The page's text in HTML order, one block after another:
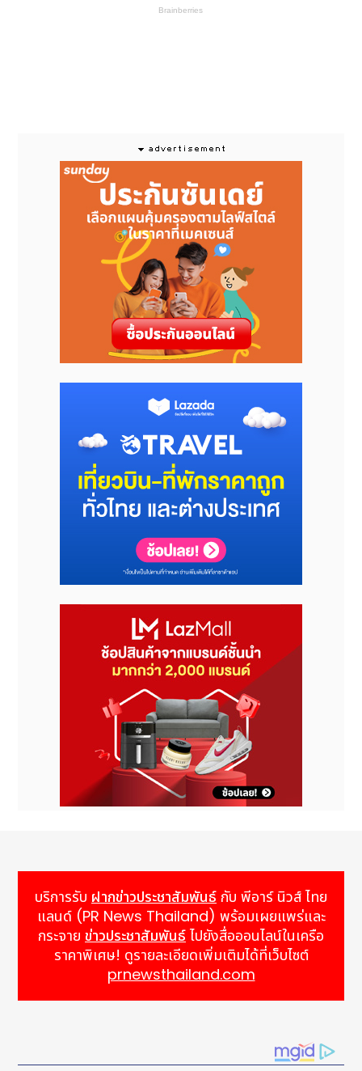
ของแพทย์และเภสัชกร
ที่มา : บริษัท เรกคิทท์ เบนคีเซอร์ (ประเทศไทย)
โพสต์ : พีอาร์ นิวส์ ไทยแลนด์
เผยแพร่ : พีอาร์ นิวส์ ไทยแลนด์
บริการรับ ฝากข่าวประชาสัมพันธ์ กับ พีอาร์ นิวส์ ไทย
แลนด์ (PR News Thailand) พร้อมเผยแพร่และ
กระจาย ข่าวประชาสัมพันธ์ ไปยังสื่อออนไลน์ในเครือ
ราคาพิเศษ! ดูรายละเอียดเพิ่มเติมได้ที่เว็บไซต์
prnewsthailand.com